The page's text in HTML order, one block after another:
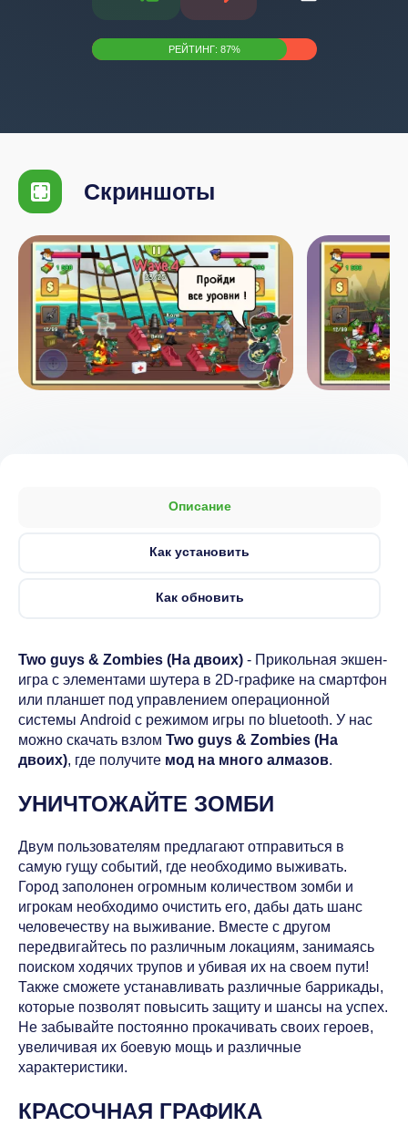
РЕЙТИНГ: 87%
Скриншоты
Описание
Как установить
Как обновить
Two guys & Zombies (На двоих) - Прикольная экшен-
игра с элементами шутера в 2D-графике на смартфон
или планшет под управлением операционной
системы Android с режимом игры по bluetooth. У нас
можно скачать взлом Two guys & Zombies (На
двоих), где получите мод на много алмазов.
УНИЧТОЖАЙТЕ ЗОМБИ
Двум пользователям предлагают отправиться в
самую гущу событий, где необходимо выживать.
Город заполонен огромным количеством зомби и
игрокам необходимо очистить его, дабы дать шанс
человечеству на выживание. Вместе с другом
передвигайтесь по различным локациям, занимаясь
поиском ходячих трупов и убивая их на своем пути!
Также сможете устанавливать различные баррикады,
которые позволят повысить защиту и шансы на успех.
Не забывайте постоянно прокачивать своих героев,
увеличивая их боевую мощь и различные
характеристики.
КРАСОЧНАЯ ГРАФИКА